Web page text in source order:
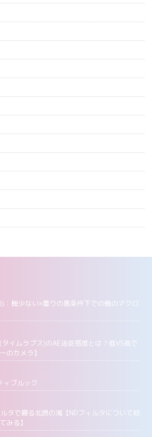
)：梅少ない×曇りの悪条件下での梅のマクロ
イムラプス)のAE追従感度とは？低VS高で
のカメラ】
ィブルック
タで撮る北摂の滝【NDフィルタについて初
みる】